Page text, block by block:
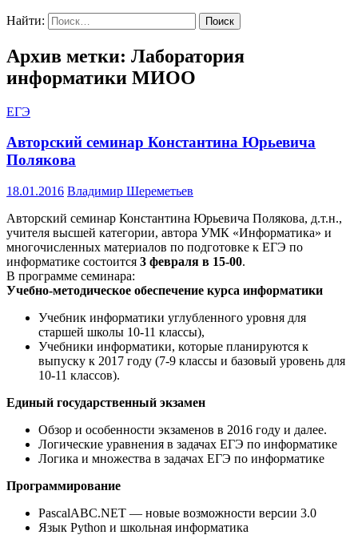
Найти:
Архив метки: Лаборатория
информатики МИОО
ЕГЭ
Авторский семинар Константина Юрьевича
Полякова
18.01.2016 Владимир Шереметьев
Авторский семинар Константина Юрьевича Полякова, д.т.н.,
учителя высшей категории, автора УМК «Информатика» и
многочисленных материалов по подготовке к ЕГЭ по
информатике состоится 3 февраля в 15-00.
В программе семинара:
Учебно-методическое обеспечение курса информатики
Учебник информатики углубленного уровня для
старшей школы 10-11 классы),
Учебники информатики, которые планируются к
выпуску к 2017 году (7-9 классы и базовый уровень для
10-11 классов).
Единый государственный экзамен
Обзор и особенности экзаменов в 2016 году и далее.
Логические уравнения в задачах ЕГЭ по информатике
Логика и множества в задачах ЕГЭ по информатике
Программирование
PascalABC.NET — новые возможности версии 3.0
Язык Python и школьная информатика